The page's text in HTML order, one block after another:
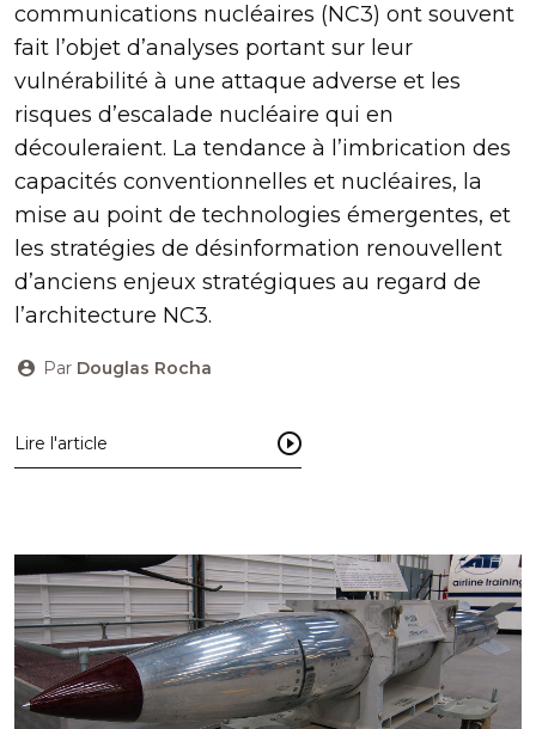
communications nucléaires (NC3) ont souvent
fait l’objet d’analyses portant sur leur
vulnérabilité à une attaque adverse et les
risques d’escalade nucléaire qui en
découleraient. La tendance à l’imbrication des
capacités conventionnelles et nucléaires, la
mise au point de technologies émergentes, et
les stratégies de désinformation renouvellent
d’anciens enjeux stratégiques au regard de
l’architecture NC3.
Par Douglas Rocha
Lire l'article